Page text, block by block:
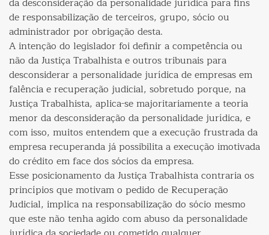
de responsabilização de terceiros, grupo, sócio ou
administrador por obrigação desta.
A intenção do legislador foi definir a competência ou
não da Justiça Trabalhista e outros tribunais para
desconsiderar a personalidade jurídica de empresas em
falência e recuperação judicial, sobretudo porque, na
Justiça Trabalhista, aplica-se majoritariamente a teoria
menor da desconsideração da personalidade jurídica, e
com isso, muitos entendem que a execução frustrada da
empresa recuperanda já possibilita a execução imotivada
do crédito em face dos sócios da empresa.
Esse posicionamento da Justiça Trabalhista contraria os
princípios que motivam o pedido de Recuperação
Judicial, implica na responsabilização do sócio mesmo
que este não tenha agido com abuso da personalidade